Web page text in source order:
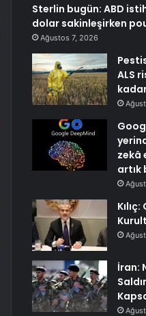
Sterlin bugün: ABD
dolar sakinleşirken
Ağustos 7, 2026
ALS
zekâ
artık
İran: